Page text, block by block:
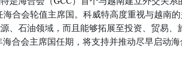
合会轮值主席国。科威特高度重视与越南的
、石油领域，而且能够拓展至投资、贸易、
合会主席国任期，将支持并推动尽早启动海